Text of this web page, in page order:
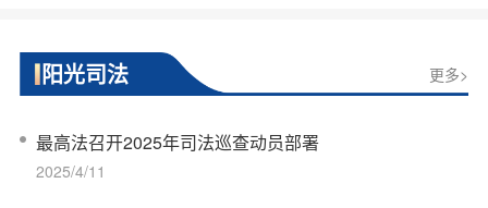
阳光司法 更多>
最高法召开2025年司法巡查动员部署
2025/4/11